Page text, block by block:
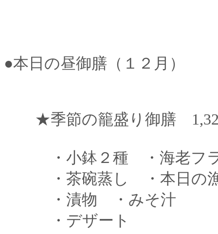
●本日の昼御膳（１２月）
★季節の籠盛り御膳
・小鉢２種 ・海老フラ
・茶碗蒸し ・本日の
・漬物 ・みそ汁
・デザート